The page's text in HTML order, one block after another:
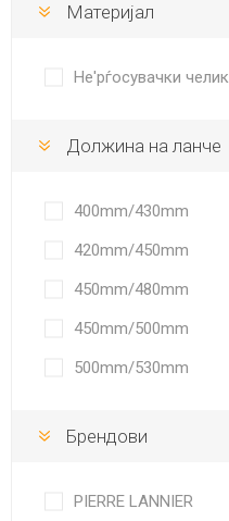
Материјал
Не'рѓосувачки челик
Должина на ланче
400mm/430mm
420mm/450mm
450mm/480mm
450mm/500mm
500mm/530mm
Брендови
PIERRE LANNIER